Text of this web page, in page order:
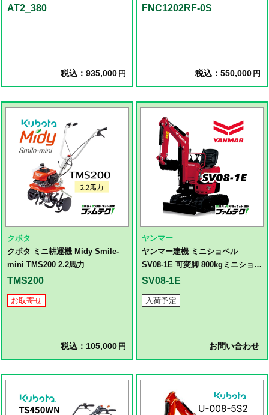
AT2_380
税込：935,000 円
マーナイフモア草刈機
FNC1202RF-0S
税込：550,000 円
クボタ
クボタ ミニ耕運機 Midy Smile-
mini TMS200 2.2馬力
TMS200
お取寄せ
税込：105,000 円
ヤンマー
ヤンマー建機 ミニショベル
SV08-1E 可変脚 800kgミニショベ
ル
SV08-1E
入荷予定
お問い合わせ